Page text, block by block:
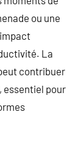
ou une
La
contribuer
essentiel pour